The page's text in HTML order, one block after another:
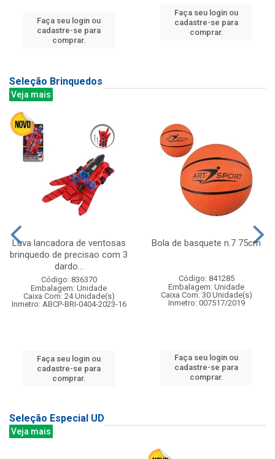
Faça seu login ou
cadastre-se para
comprar.
Faça seu login ou
cadastre-se para
comprar.
Seleção Brinquedos
Veja mais
Luva lancadora de ventosas
brinquedo de precisao com 3
dardo...
Código: 836370
Embalagem: Unidade
Caixa Com: 24 Unidade(s)
Inmetro: ABCP-BRI-0404-2023-16
Faça seu login ou
cadastre-se para
comprar.
Bola de basquete n.7 75cm
Código: 841285
Embalagem: Unidade
Caixa Com: 30 Unidade(s)
Inmetro: 007517/2019
Faça seu login ou
cadastre-se para
comprar.
Seleção Especial UD
Veja mais